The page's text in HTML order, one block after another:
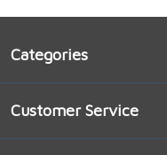
Categories
Customer Service